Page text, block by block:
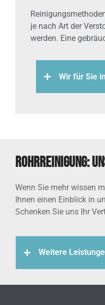
je nach Art der
werden. Eine
Wir für Sie
Rohrreinigung:
Wenn Sie mehr wissen
Ihnen einen Einblick in
Schenken Sie uns Ihr
Weitere